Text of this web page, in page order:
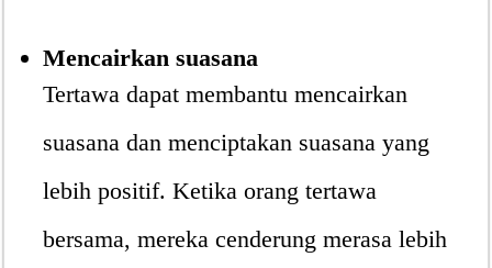
Mencairkan suasana
Tertawa dapat membantu mencairkan
suasana dan menciptakan suasana yang
lebih positif. Ketika orang tertawa
bersama, mereka cenderung merasa lebih